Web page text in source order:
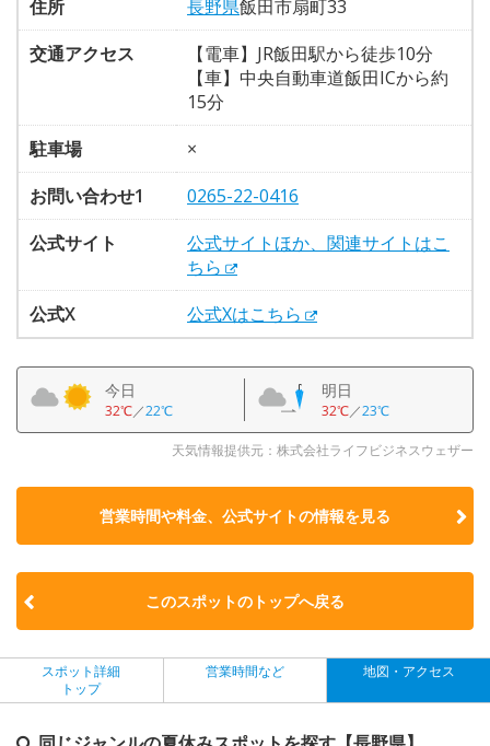
住所 長野県飯田市扇町33
交通アクセス
【電車】JR飯田駅から徒歩10分
【車】中央自動車道飯田ICから約
15分
駐車場
×
お問い合わせ1
0265-22-0416
公式サイト
公式サイトほか、関連サイトはこ
ちら
公式X
公式Xはこちら
今日
32℃／22℃
明日
32℃／23℃
天気情報提供元：株式会社ライフビジネスウェザー
営業時間や料金、公式サイトの情報を見る
このスポットのトップへ戻る
スポット詳細
トップ
営業時間など 地図・アクセス